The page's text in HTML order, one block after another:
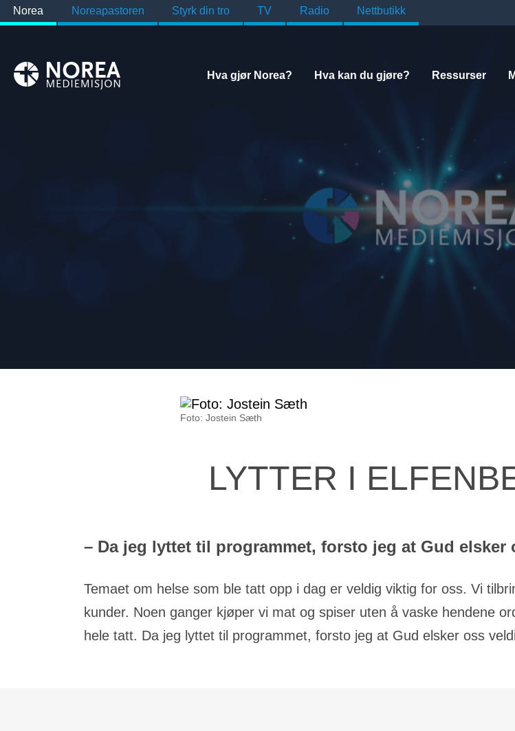
Norea Noreapastoren Styrk din tro TV Radio Nettbutikk
Hva gjør Norea? Hva kan du gjøre? Ressurser
Foto: Jostein Sæth
LYTTER I
– Da jeg lyttet til programmet, forsto jeg at Gud
Temaet om helse som ble tatt opp i dag er veldig viktig for oss. Vi
kunder. Noen ganger kjøper vi mat og spiser uten å vaske hendene
hele tatt. Da jeg lyttet til programmet, forsto jeg at Gud elsker oss